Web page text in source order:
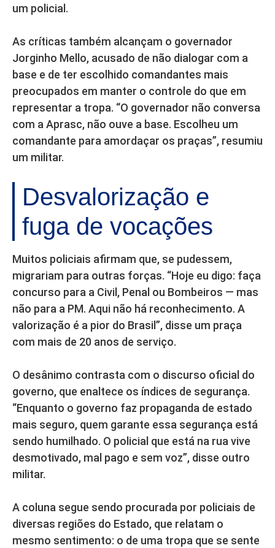
um policial.
As críticas também alcançam o governador
Jorginho Mello, acusado de não dialogar com a
base e de ter escolhido comandantes mais
preocupados em manter o controle do que em
representar a tropa. “O governador não conversa
com a Aprasc, não ouve a base. Escolheu um
comandante para amordaçar os praças”, resumiu
um militar.
Desvalorização e
fuga de vocações
Muitos policiais afirmam que, se pudessem,
migrariam para outras forças. “Hoje eu digo: faça
concurso para a Civil, Penal ou Bombeiros — mas
não para a PM. Aqui não há reconhecimento. A
valorização é a pior do Brasil”, disse um praça
com mais de 20 anos de serviço.
O desânimo contrasta com o discurso oficial do
governo, que enaltece os índices de segurança.
“Enquanto o governo faz propaganda de estado
mais seguro, quem garante essa segurança está
sendo humilhado. O policial que está na rua vive
desmotivado, mal pago e sem voz”, disse outro
militar.
A coluna segue sendo procurada por policiais de
diversas regiões do Estado, que relatam o
mesmo sentimento: o de uma tropa que se sente